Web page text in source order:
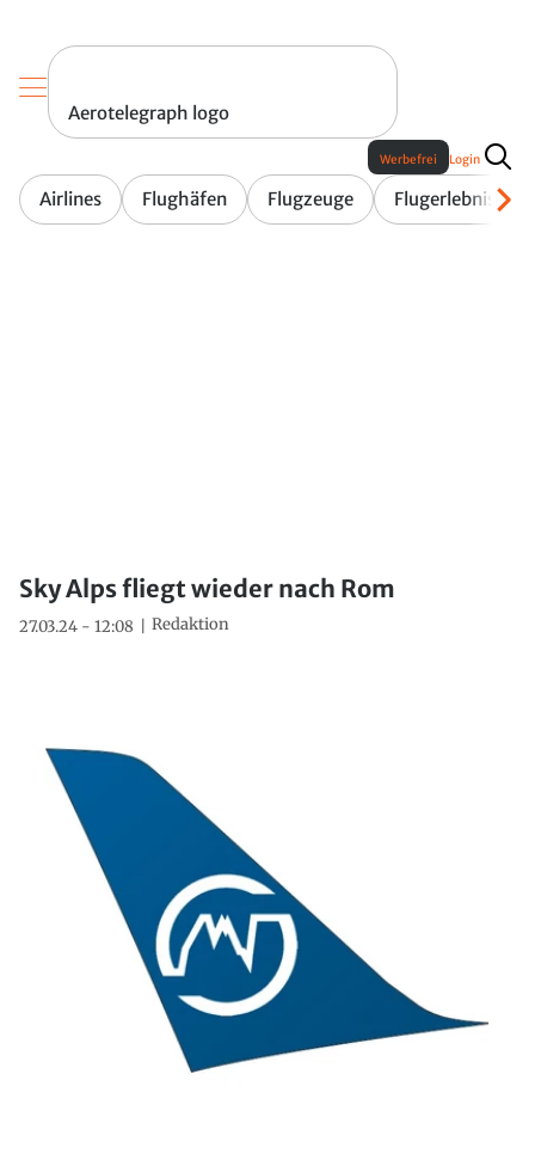
Aerotelegraph logo
Airlines Flughäfen Flugzeuge Flugerlebnis
Werbefrei Login
Sky Alps fliegt wieder nach Rom
27.03.24 - 12:08 Redaktion